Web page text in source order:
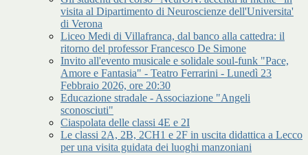
visita al Dipartimento di Neuroscienze dell'Universita'
di Verona
Liceo Medi di Villafranca, dal banco alla cattedra: il
ritorno del professor Francesco De Simone
Invito all'evento musicale e solidale soul-funk "Pace,
Amore e Fantasia" - Teatro Ferrarini - Lunedì 23
Febbraio 2026, ore 20:30
Educazione stradale - Associazione "Angeli
sconosciuti"
Ciaspolata delle classi 4E e 2I
Le classi 2A, 2B, 2CH1 e 2F in uscita didattica a Lecco
per una visita guidata dei luoghi manzoniani